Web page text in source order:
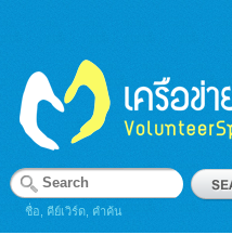
ชื่อ, คีย์เวิร์ด, คำค้น